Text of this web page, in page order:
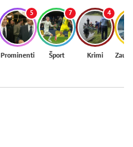
5
Prominenti
7
Šport
4
Krimi